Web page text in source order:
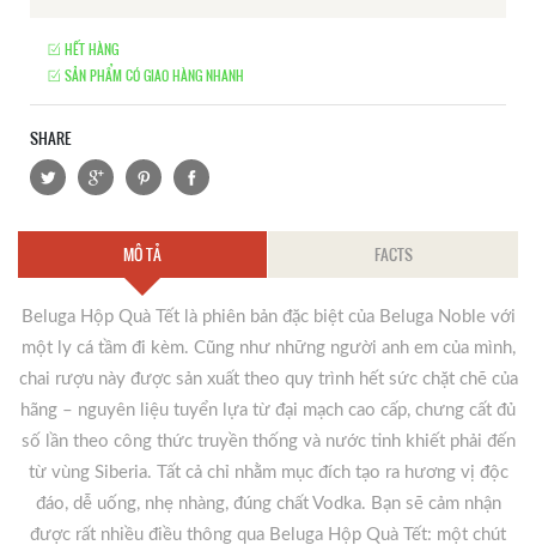
HẾT HÀNG
SẢN PHẨM CÓ GIAO HÀNG NHANH
SHARE
MÔ TẢ FACTS
Beluga Hộp Quà Tết là phiên bản đặc biệt của Beluga Noble với
một ly cá tầm đi kèm. Cũng như những người anh em của mình,
chai rượu này được sản xuất theo quy trình hết sức chặt chẽ của
hãng – nguyên liệu tuyển lựa từ đại mạch cao cấp, chưng cất đủ
số lần theo công thức truyền thống và nước tinh khiết phải đến
từ vùng Siberia. Tất cả chỉ nhằm mục đích tạo ra hương vị độc
đáo, dễ uống, nhẹ nhàng, đúng chất Vodka. Bạn sẽ cảm nhận
được rất nhiều điều thông qua Beluga Hộp Quà Tết: một chút